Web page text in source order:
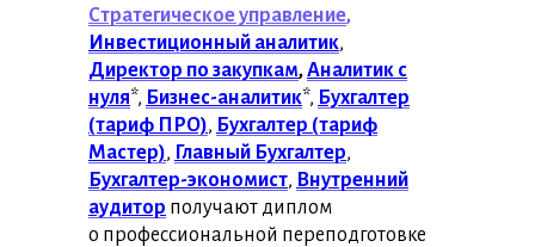
Стратегическое управление,
Инвестиционный аналитик,
Директор по закупкам,Аналитик с
нуля*, Бизнес-аналитик*, Бухгалтер
(тариф ПРО), Бухгалтер (тариф
Мастер), Главный Бухгалтер,
Бухгалтер-экономист, Внутренний
аудитор получают диплом
о профессиональной переподготовке